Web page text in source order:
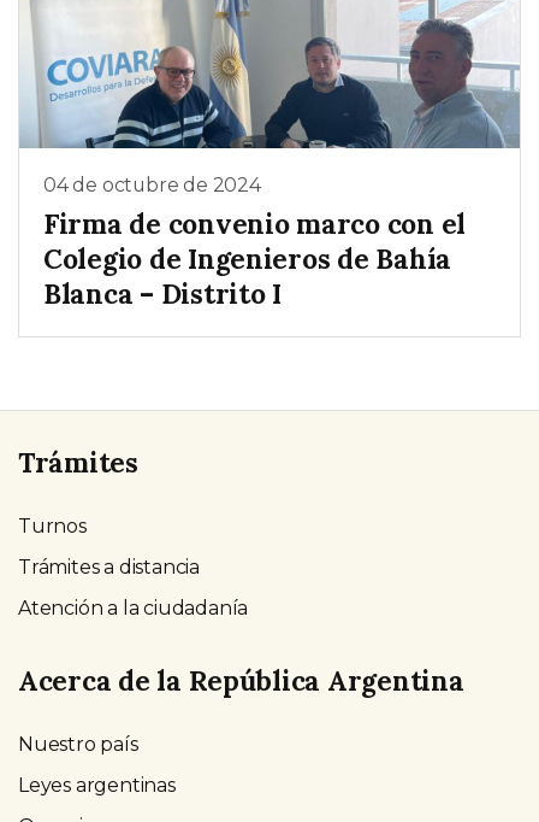
04 de octubre de 2024
Firma de convenio marco con el
Colegio de Ingenieros de Bahía
Blanca – Distrito I
Trámites
Turnos
Trámites a distancia
Atención a la ciudadanía
Acerca de la República Argentina
Nuestro país
Leyes argentinas